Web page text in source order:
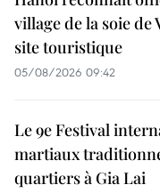
village de la soie de
site touristique
05/08/2026 09:42
Le 9e Festival
martiaux
quartiers à Gia Lai